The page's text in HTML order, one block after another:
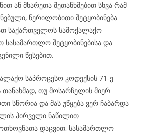
ან მხარეთა შეთანხმებით სხვა რამ
წერილობითი შეტყობინება
საქართველოს სამოქალაქო
სასამართლო შეტყობინებისა და
წესებით.
საპროცესო კოდექსის 71-ე
თანახმად, თუ მოსარჩელის მიერ
სწორია და მას უწყება ვერ ჩაბარდა
პირველი ნაწილით
დაცვით, სასამართლო